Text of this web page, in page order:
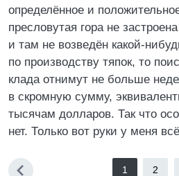
определённое и
пресловутая гора не
и там не возведён какой-
по производству тяпок, то
клада отнимут не больше
в скромную сумму,
тысячам долларов. Так что
нет. Только вот руки у меня
1 2